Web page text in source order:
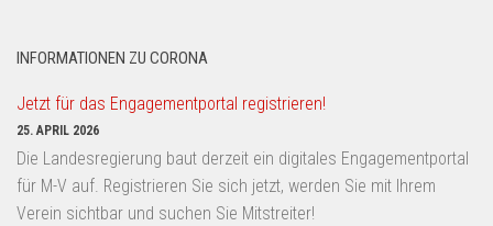
INFORMATIONEN ZU CORONA
Jetzt für das Engagementportal registrieren!
25. APRIL 2026
Die Landesregierung baut derzeit ein digitales Engagementportal
für M-V auf. Registrieren Sie sich jetzt, werden Sie mit Ihrem
Verein sichtbar und suchen Sie Mitstreiter!